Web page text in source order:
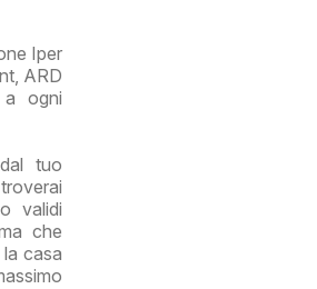
Iper
ARD
a ogni
tuo
validi
che
casa